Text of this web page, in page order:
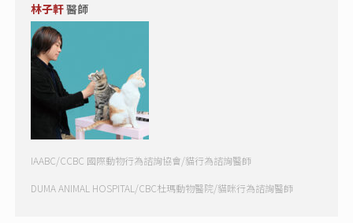
林子軒醫師
IAABC/CCBC 國際動物行為諮詢協會/貓行為諮詢醫師
DUMA ANIMAL HOSPITAL/CBC杜瑪動物醫院/貓咪行為諮詢醫師